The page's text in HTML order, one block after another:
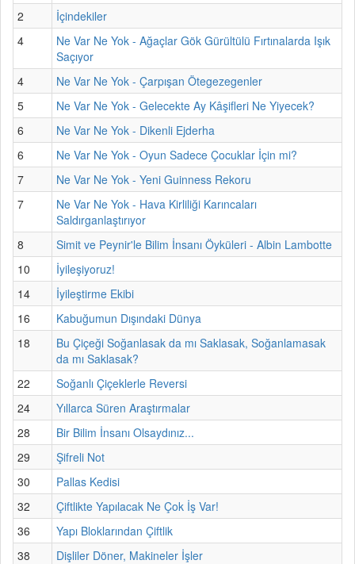
2
İçindekiler
4
Ne Var Ne Yok - Ağaçlar Gök Gürültülü Fırtınalarda Işık
Saçıyor
4
Ne Var Ne Yok - Çarpışan Ötegezegenler
5
Ne Var Ne Yok - Gelecekte Ay Kâşifleri Ne Yiyecek?
6
Ne Var Ne Yok - Dikenli Ejderha
6
Ne Var Ne Yok - Oyun Sadece Çocuklar İçin mi?
7
Ne Var Ne Yok - Yeni Guinness Rekoru
7
Ne Var Ne Yok - Hava Kirliliği Karıncaları
Saldırganlaştırıyor
8
Simit ve Peynir'le Bilim İnsanı Öyküleri - Albin Lambotte
10
İyileşiyoruz!
14
İyileştirme Ekibi
16
Kabuğumun Dışındaki Dünya
18
Bu Çiçeği Soğanlasak da mı Saklasak, Soğanlamasak
da mı Saklasak?
22
Soğanlı Çiçeklerle Reversi
24
Yıllarca Süren Araştırmalar
28
Bir Bilim İnsanı Olsaydınız...
29
Şifreli Not
30
Pallas Kedisi
32
Çiftlikte Yapılacak Ne Çok İş Var!
36
Yapı Bloklarından Çiftlik
38
Dişliler Döner, Makineler İşler